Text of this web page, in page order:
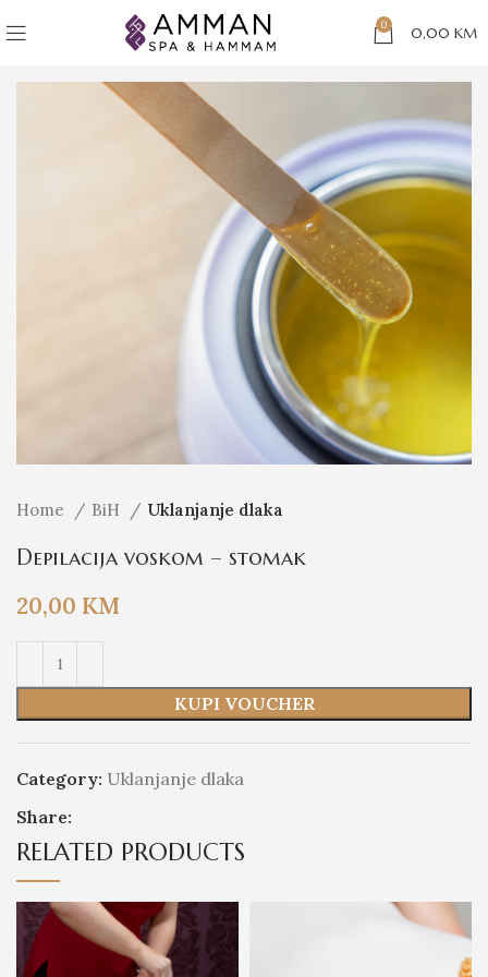
0 0,00 KM
Home BiH Uklanjanje dlaka
Depilacija voskom – stomak
20,00 KM
KUPI VOUCHER
Category: Uklanjanje dlaka
Share:
RELATED PRODUCTS